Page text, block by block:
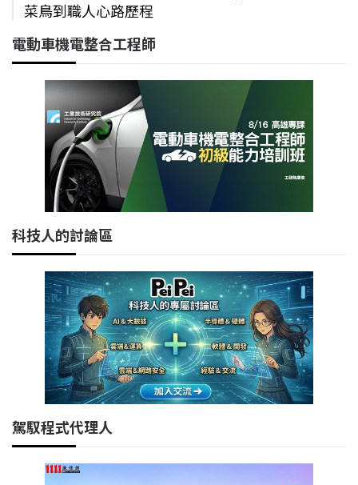
菜鳥到職人心路歷程
電動車機電整合工程師
科技人的討論區
駕馭程式代理人